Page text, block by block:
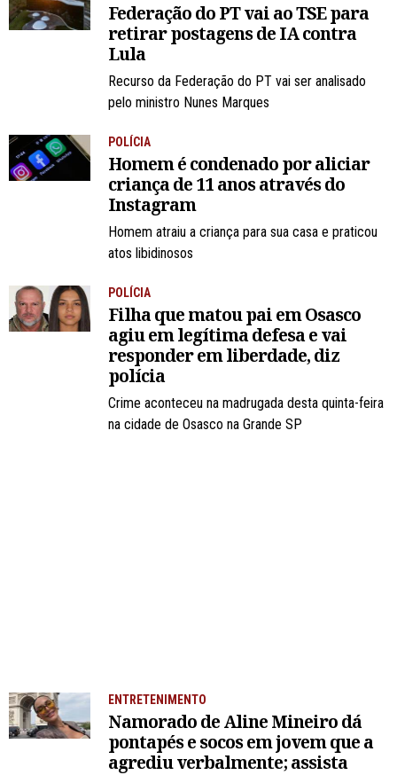
Federação do PT vai ao TSE para
retirar postagens de IA contra
Lula
Recurso da Federação do PT vai ser analisado
pelo ministro Nunes Marques
POLÍCIA
Homem é condenado por aliciar
criança de 11 anos através do
Instagram
Homem atraiu a criança para sua casa e praticou
atos libidinosos
POLÍCIA
Filha que matou pai em Osasco
agiu em legítima defesa e vai
responder em liberdade, diz
polícia
Crime aconteceu na madrugada desta quinta-feira
na cidade de Osasco na Grande SP
ENTRETENIMENTO
Namorado de Aline Mineiro dá
pontapés e socos em jovem que a
agrediu verbalmente; assista